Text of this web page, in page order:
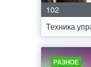
102
Техника
РАЗНОЕ